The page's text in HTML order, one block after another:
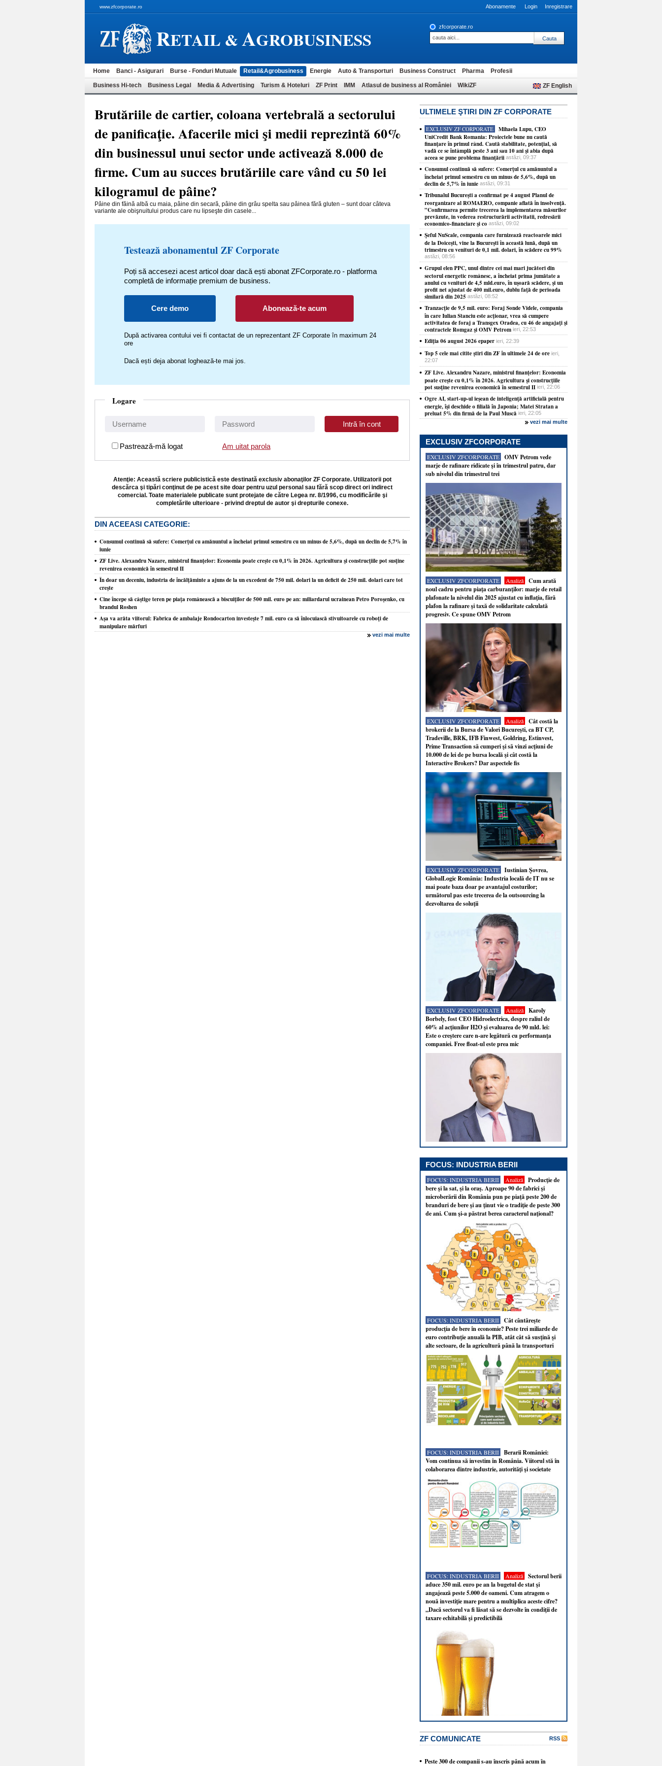
www.zfcorporate.ro Abonamente Login Inregistrare
RETAIL &AGROBUSINESS
zfcorporate.ro
Home Banci - Asigurari Burse - Fonduri Mutuale Retail&Agrobusiness Energie Auto & Transporturi Business Construct Pharma Profesii
Business Hi-tech Business Legal Media & Advertising Turism & Hoteluri ZF Print IMM Atlasul de business al României WikiZF ZF English
Brutăriile de cartier, coloana vertebrală a sectorului
de panificaţie. Afacerile mici şi medii reprezintă 60%
din businessul unui sector unde activează 8.000 de
firme. Cum au succes brutăriile care vând cu 50 lei
kilogramul de pâine?
Pâine din făină albă cu maia, pâine din secară, pâine din grâu spelta sau pâinea fără gluten – sunt doar câteva
variante ale obişnuitului produs care nu lipseşte din casele...
Testează abonamentul ZF Corporate
Poți să accesezi acest articol doar dacă ești abonat ZFCorporate.ro - platforma
completă de informație premium de business.
Cere demo Abonează-te acum
După activarea contului vei fi contactat de un reprezentant ZF Corporate în maximum 24
ore
Dacă ești deja abonat loghează-te mai jos.
Logare
Pastrează-mă logat Am uitat parola
Atenţie: Această scriere publicistică este destinată exclusiv abonaţilor ZF Corporate. Utilizatorii pot
descărca şi tipări conţinut de pe acest site doar pentru uzul personal sau fără scop direct ori indirect
comercial. Toate materialele publicate sunt protejate de către Legea nr. 8/1996, cu modificările şi
completările ulterioare - privind dreptul de autor şi drepturile conexe.
DIN ACEEASI CATEGORIE:
Consumul continuă să sufere: Comerţul cu amănuntul a încheiat primul semestru cu un minus de 5,6%, după un declin de 5,7% în
iunie
ZF Live. Alexandru Nazare, ministrul finanţelor: Economia poate creşte cu 0,1% în 2026. Agricultura şi construcţiile pot susţine
revenirea economică în semestrul II
În doar un deceniu, industria de încălţăminte a ajuns de la un excedent de 750 mil. dolari la un deficit de 250 mil. dolari care tot
creşte
Cine începe să câştige teren pe piaţa românească a biscuiţilor de 500 mil. euro pe an: miliardarul ucrainean Petro Poroşenko, cu
brandul Roshen
Aşa va arăta viitorul: Fabrica de ambalaje Rondocarton investeşte 7 mil. euro ca să înlocuiască stivuitoarele cu roboţi de
manipulare mărfuri
vezi mai multe
ULTIMELE ŞTIRI DIN ZF CORPORATE
EXCLUSIV ZF CORPORATE Mihaela Lupu, CEO
UniCredit Bank Romania: Proiectele bune nu caută
finanţare în primul rând. Caută stabilitate, potenţial, să
vadă ce se întâmplă peste 3 ani sau 10 ani şi abia după
aceea se pune problema finanţării astăzi, 09:37
Consumul continuă să sufere: Comerţul cu amănuntul a
încheiat primul semestru cu un minus de 5,6%, după un
declin de 5,7% în iunie astăzi, 09:31
Tribunalul Bucureşti a confirmat pe 4 august Planul de
reorganizare al ROMAERO, companie aflată în insolvenţă.
”Confirmarea permite trecerea la implementarea măsurilor
prevăzute, in vederea restructurării activitatii, redresării
economico-financiare şi co astăzi, 09:02
Şeful NuScale, compania care furnizează reactoarele mici
de la Doiceşti, vine la Bucureşti în această lună, după un
trimestru cu venituri de 0,1 mil. dolari, în scădere cu 99%
astăzi, 08:56
Grupul elen PPC, unul dintre cei mai mari jucători din
sectorul energetic românesc, a încheiat prima jumătate a
anului cu venituri de 4,5 mld.euro, în uşoară scădere, şi un
profit net ajustat de 400 mil.euro, dublu faţă de perioada
similară din 2025 astăzi, 08:52
Tranzacţie de 9,5 mil. euro: Foraj Sonde Videle, compania
în care Iulian Stanciu este acţionar, vrea să cumpere
activitatea de foraj a Transgex Oradea, cu 46 de angajaţi şi
contractele Romgaz şi OMV Petrom ieri, 22:53
Ediţia 06 august 2026 epaper ieri, 22:39
Top 5 cele mai citite ştiri din ZF în ultimele 24 de ore ieri,
22:07
ZF Live. Alexandru Nazare, ministrul finanţelor: Economia
poate creşte cu 0,1% în 2026. Agricultura şi construcţiile
pot susţine revenirea economică în semestrul II ieri, 22:06
Ogre AI, start-up-ul ieşean de inteligenţă artificială pentru
energie, îşi deschide o filială în Japonia; Matei Stratan a
preluat 5% din firmă de la Paul Muscă ieri, 22:05
vezi mai multe
EXCLUSIV ZFCORPORATE
EXCLUSIV ZFCORPORATE
OMV Petrom vede
marje de rafinare ridicate şi în trimestrul patru, dar
sub nivelul din trimestrul trei
EXCLUSIV ZFCORPORATE Analiză
Cum arată
noul cadru pentru piaţa carburanţilor: marje de retail
plafonate la nivelul din 2025 ajustat cu inflaţia, fără
plafon la rafinare şi taxă de solidaritate calculată
progresiv. Ce spune OMV Petrom
EXCLUSIV ZFCORPORATE Analiză
Cât costă la
brokerii de la Bursa de Valori Bucureşti, ca BT CP,
Tradeville, BRK, IFB Finwest, Goldring, Estinvest,
Prime Transaction să cumperi şi să vinzi acţiuni de
10.000 de lei de pe bursa locală şi cât costă la
Interactive Brokers? Dar aspectele fis
EXCLUSIV ZFCORPORATE
Iustinian Şovrea,
GlobalLogic România: Industria locală de IT nu se
mai poate baza doar pe avantajul costurilor;
următorul pas este trecerea de la outsourcing la
dezvoltarea de soluţii
EXCLUSIV ZFCORPORATE Analiză
Karoly
Borbely, fost CEO Hidroelectrica, despre raliul de
60% al acţiunilor H2O şi evaluarea de 90 mld. lei:
Este o creştere care n-are legătură cu performanţa
companiei. Free float-ul este prea mic
FOCUS: INDUSTRIA BERII
FOCUS: INDUSTRIA BERII Analiză
Producţie de
bere şi la sat, şi la oraş. Aproape 90 de fabrici şi
microberării din România pun pe piaţă peste 200 de
branduri de bere şi au ţinut vie o tradiţie de peste 300
de ani. Cum şi-a păstrat berea caracterul naţional?
FOCUS: INDUSTRIA BERII
Cât cântăreşte
producţia de bere în economie? Peste trei miliarde de
euro contribuţie anuală la PIB, atât cât să susţină şi
alte sectoare, de la agricultură până la transporturi
FOCUS: INDUSTRIA BERII
Berarii României:
Vom continua să investim în România. Viitorul stă în
colaborarea dintre industrie, autorităţi şi societate
FOCUS: INDUSTRIA BERII Analiză
Sectorul berii
aduce 350 mil. euro pe an la bugetul de stat şi
angajează peste 5.000 de oameni. Cum atragem o
nouă investiţie mare pentru a multiplica aceste cifre?
„Dacă sectorul va fi lăsat să se dezvolte în condiţii de
taxare echitabilă şi predictibilă
ZF COMUNICATE RSS
Peste 300 de companii s-au înscris până acum în